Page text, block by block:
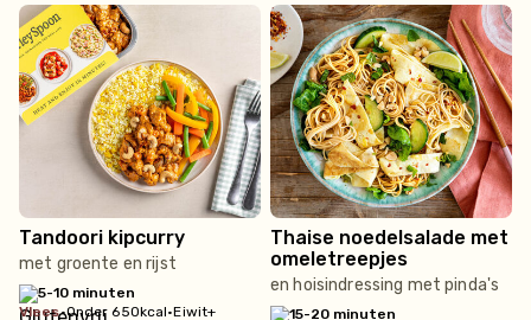
Tandoori kipcurry
met groente en rijst
5-10 minuten
vlees•Onder 650kcal•Eiwit+
Thaise noedelsalade met
omeletreepjes
en hoisindressing met pinda's
15-20 minuten